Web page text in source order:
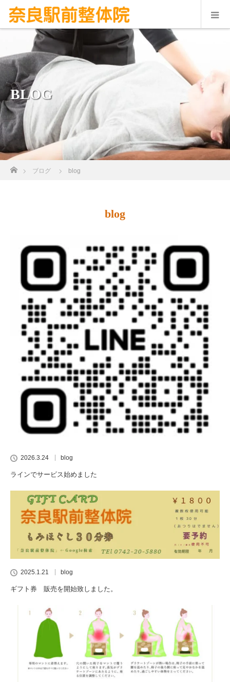
BLOG
ブログ blog
blog
2026.3.24 blog
ラインでサービス始めました
2025.1.21 blog
ギフト券 販売を開始致しました。